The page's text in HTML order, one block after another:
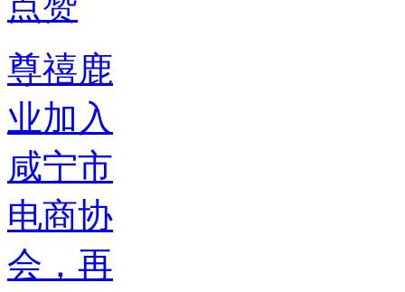
尊禧鹿
业加入
咸宁市
电商协
会，再